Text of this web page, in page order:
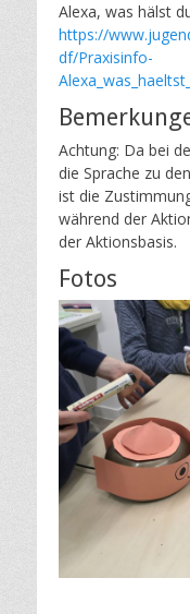
Alexa, was hälst
https://
df/Praxisinfo-
Achtung: Da bei
die Sprache zu
ist die
während der
der Aktionsbasis.
Fotos